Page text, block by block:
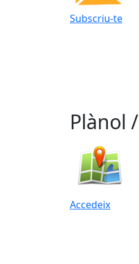
Subscriu-te
Plànol
Accedeix